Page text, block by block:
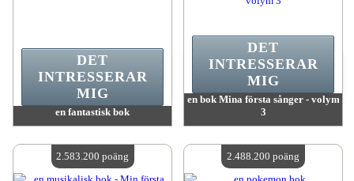
en fantastisk bok
Antal tillgängliga:4
DET
INTRESSERAR
MIG
en bok Mina första sånger - volym
3
Antal tillgängliga:4
DET
INTRESSERAR
MIG
2.583.200 poäng 2.488.200 poäng